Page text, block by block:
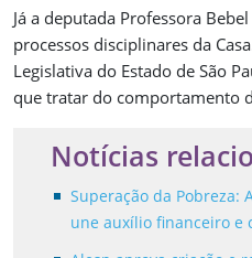
Já a deputada Professora
processos disciplinares da
Legislativa do Estado de São
que tratar do comportamento
Notícias
Superação da Pobreza:
une auxílio financeiro e